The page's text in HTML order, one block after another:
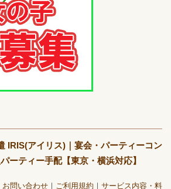
IRIS(アイリス)｜宴会・パーティーコン
ーティー手配【東京・横浜対応】
お問い合わせ ご利用規約 サービス内容・料